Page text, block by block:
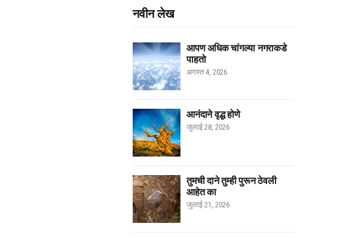
नवीन लेख
आपण अधिक चांगल्या नगराकडे
पाहतो
अगस्त 4, 2026
आनंदाने वृद्ध होणे
जुलाई 28, 2026
तुमची दाने तुम्ही पुरून ठेवली
आहेत का
जुलाई 21, 2026